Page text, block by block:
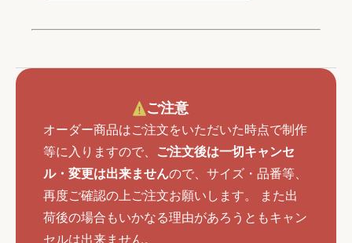
ご注意
オーダー商品はご注文をいただいた時点で制作
等に入りますので、
ご注文後は一切キャンセ
ル・変更は出来ませんので、サイズ・品番等、
再度ご確認の上ご注文お願いします。 また出
荷後の場合もいかなる理由があろうともキャン
セルは出来ません。